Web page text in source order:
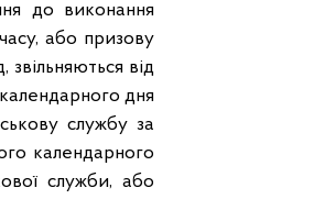
до виконання
або призову
звільняються від
дня
службу за
календарного
служби, або